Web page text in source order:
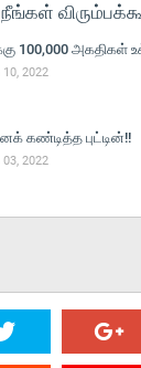
100,000 அகதிகள்
2022
கண்டித்த புட்டின்!!
2022